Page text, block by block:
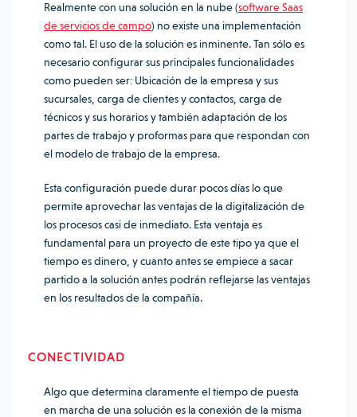
Realmente con una solución en la nube (software Saas
de servicios de campo) no existe una implementación
como tal. El uso de la solución es inminente. Tan sólo es
necesario configurar sus principales funcionalidades
como pueden ser: Ubicación de la empresa y sus
sucursales, carga de clientes y contactos, carga de
técnicos y sus horarios y también adaptación de los
partes de trabajo y proformas para que respondan con
el modelo de trabajo de la empresa.
Esta configuración puede durar pocos días lo que
permite aprovechar las ventajas de la digitalización de
los procesos casi de inmediato. Esta ventaja es
fundamental para un proyecto de este tipo ya que el
tiempo es dinero, y cuanto antes se empiece a sacar
partido a la solución antes podrán reflejarse las ventajas
en los resultados de la compañía.
CONECTIVIDAD
Algo que determina claramente el tiempo de puesta
en marcha de una solución es la conexión de la misma